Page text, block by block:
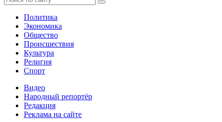
Политика
Экономика
Общество
Происшествия
Культура
Религия
Спорт
Видео
Народный репортёр
Редакция
Реклама на сайте